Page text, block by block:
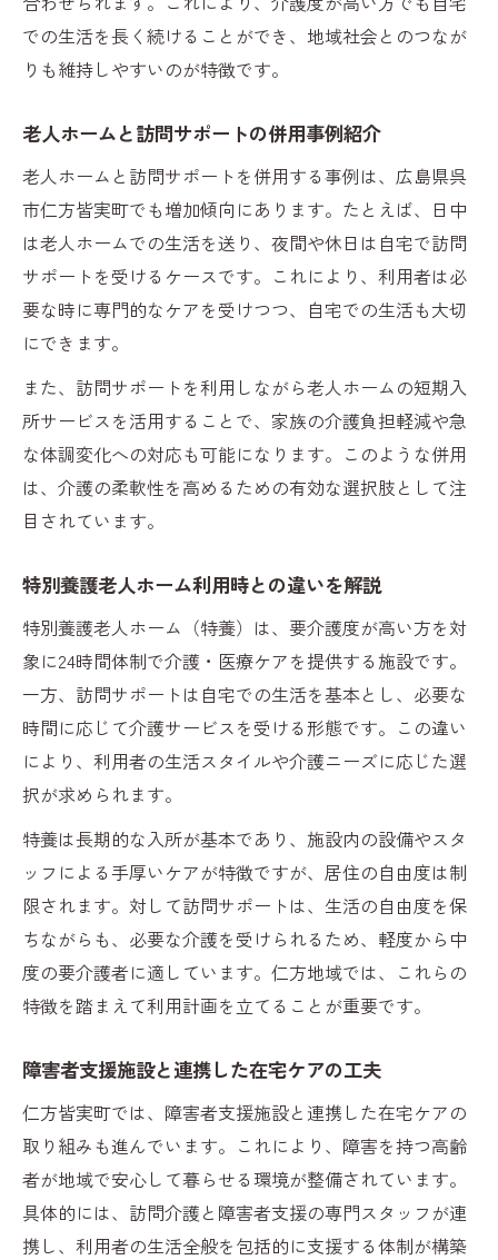
での生活を長く続けることができ、地域社会とのつなが
りも維持しやすいのが特徴です。
老人ホームと訪問サポートの併用事例紹介
老人ホームと訪問サポートを併用する事例は、広島県呉
市仁方皆実町でも増加傾向にあります。たとえば、日中
は老人ホームでの生活を送り、夜間や休日は自宅で訪問
サポートを受けるケースです。これにより、利用者は必
要な時に専門的なケアを受けつつ、自宅での生活も大切
にできます。
また、訪問サポートを利用しながら老人ホームの短期入
所サービスを活用することで、家族の介護負担軽減や急
な体調変化への対応も可能になります。このような併用
は、介護の柔軟性を高めるための有効な選択肢として注
目されています。
特別養護老人ホーム利用時との違いを解説
特別養護老人ホーム（特養）は、要介護度が高い方を対
象に24時間体制で介護・医療ケアを提供する施設です。
一方、訪問サポートは自宅での生活を基本とし、必要な
時間に応じて介護サービスを受ける形態です。この違い
により、利用者の生活スタイルや介護ニーズに応じた選
択が求められます。
特養は長期的な入所が基本であり、施設内の設備やスタ
ッフによる手厚いケアが特徴ですが、居住の自由度は制
限されます。対して訪問サポートは、生活の自由度を保
ちながらも、必要な介護を受けられるため、軽度から中
度の要介護者に適しています。仁方地域では、これらの
特徴を踏まえて利用計画を立てることが重要です。
障害者支援施設と連携した在宅ケアの工夫
仁方皆実町では、障害者支援施設と連携した在宅ケアの
取り組みも進んでいます。これにより、障害を持つ高齢
者が地域で安心して暮らせる環境が整備されています。
具体的には、訪問介護と障害者支援の専門スタッフが連
携し、利用者の生活全般を包括的に支援する体制が構築